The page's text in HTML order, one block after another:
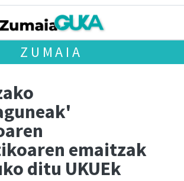
ZUMAIA
emaitzak
ditu UKUEk